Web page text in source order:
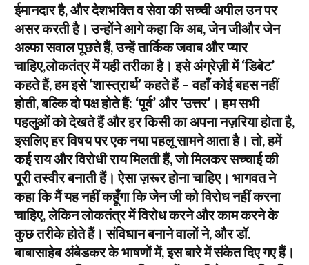
ईमानदार है, और देशभक्ति व सेवा की सच्ची अपील उन पर
असर करती है। उन्होंने आगे कहा कि अब, जेन जीऔर जेन
अल्फा सवाल पूछते हैं, उन्हें तार्किक जवाब और प्यार
चाहिए,लोकतंत्र में यही तरीका है। इसे अंग्रेज़ी में ‘डिबेट’
कहते हैं, हम इसे ‘शास्त्रार्थ’ कहते हैं – वहाँ कोई बहस नहीं
होती, बल्कि दो पक्ष होते हैं: ‘पूर्व’ और ‘उत्तर’। हम सभी
पहलुओं को देखते हैं और हर किसी का अपना नज़रिया होता है,
इसलिए हर विषय पर एक नया पहलू सामने आता है। तो, हमें
कई राय और विरोधी राय मिलती हैं, जो मिलकर सच्चाई की
पूरी तस्वीर बनाती हैं। ऐसा ज़रूर होना चाहिए। भागवत ने
कहा कि मैं यह नहीं कहूँगा कि जेन जी को विरोध नहीं करना
चाहिए, लेकिन लोकतंत्र में विरोध करने और काम करने के
कुछ तरीके होते हैं। संविधान बनाने वालों ने, और डॉ.
बाबासाहेब अंबेडकर के भाषणों में, इस बारे में संकेत दिए गए हैं।